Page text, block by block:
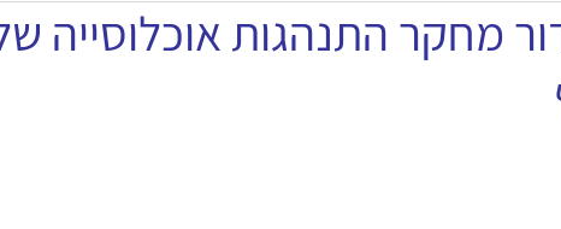
מחקר התנהגות אוכלוסייה